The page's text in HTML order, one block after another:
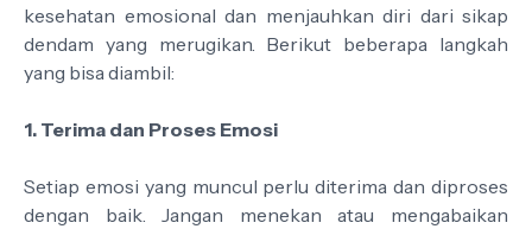
kesehatan emosional dan menjauhkan diri dari sikap
dendam yang merugikan. Berikut beberapa langkah
yang bisa diambil:
1. Terima dan Proses Emosi
Setiap emosi yang muncul perlu diterima dan diproses
dengan baik. Jangan menekan atau mengabaikan